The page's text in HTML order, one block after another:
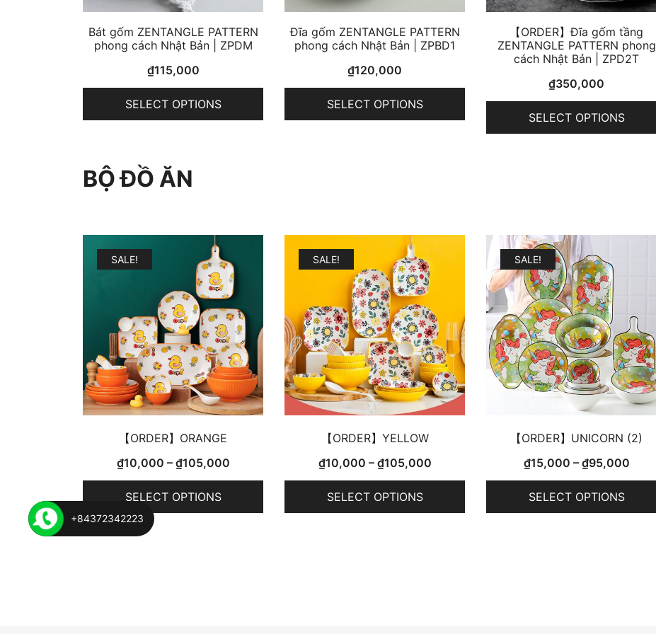
Bát gốm ZENTANGLE PATTERN
phong cách Nhật Bản | ZPDM
₫115,000
SELECT OPTIONS
Đĩa gốm ZENTANGLE PATTERN
phong cách Nhật Bản | ZPBD1
₫120,000
SELECT OPTIONS
【ORDER】Đĩa gốm tầng
ZENTANGLE PATTERN phong
cách Nhật Bản | ZPD2T
₫350,000
SELECT OPTIONS
BỘ ĐỒ ĂN
SALE!
【ORDER】ORANGE
₫10,000 – ₫105,000
SELECT OPTIONS
SALE!
【ORDER】YELLOW
₫10,000 – ₫105,000
SELECT OPTIONS
SALE!
【ORDER】UNICORN (2)
₫15,000 – ₫95,000
SELECT OPTIONS
+84372342223